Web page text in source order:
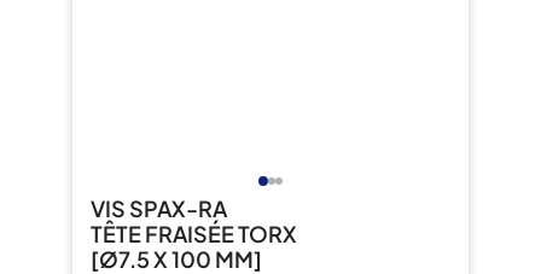
VIS SPAX-RA
TÊTE FRAISÉE TORX
[Ø7.5 X 100 MM]